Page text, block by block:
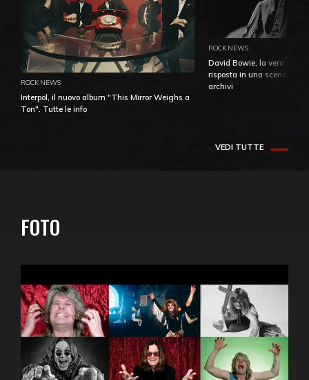
ROCK NEWS
Interpol, il nuovo album "This Mirror Weighs a
Ton". Tutte le info
ROCK NEWS
David Bowie, la vera
risposta in una
archivi
VEDI TUTTE
FOTO